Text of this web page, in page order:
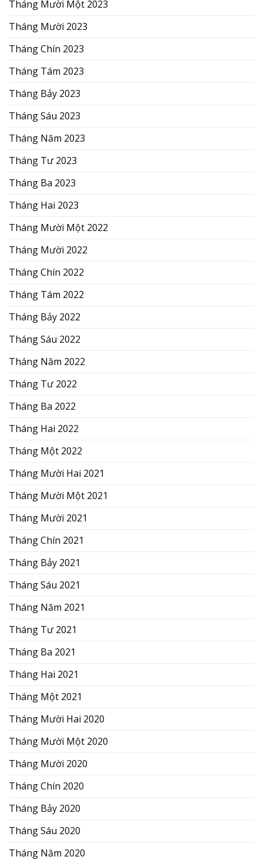
Tháng Mười Một 2023
Tháng Mười 2023
Tháng Chín 2023
Tháng Tám 2023
Tháng Bảy 2023
Tháng Sáu 2023
Tháng Năm 2023
Tháng Tư 2023
Tháng Ba 2023
Tháng Hai 2023
Tháng Mười Một 2022
Tháng Mười 2022
Tháng Chín 2022
Tháng Tám 2022
Tháng Bảy 2022
Tháng Sáu 2022
Tháng Năm 2022
Tháng Tư 2022
Tháng Ba 2022
Tháng Hai 2022
Tháng Một 2022
Tháng Mười Hai 2021
Tháng Mười Một 2021
Tháng Mười 2021
Tháng Chín 2021
Tháng Bảy 2021
Tháng Sáu 2021
Tháng Năm 2021
Tháng Tư 2021
Tháng Ba 2021
Tháng Hai 2021
Tháng Một 2021
Tháng Mười Hai 2020
Tháng Mười Một 2020
Tháng Mười 2020
Tháng Chín 2020
Tháng Bảy 2020
Tháng Sáu 2020
Tháng Năm 2020